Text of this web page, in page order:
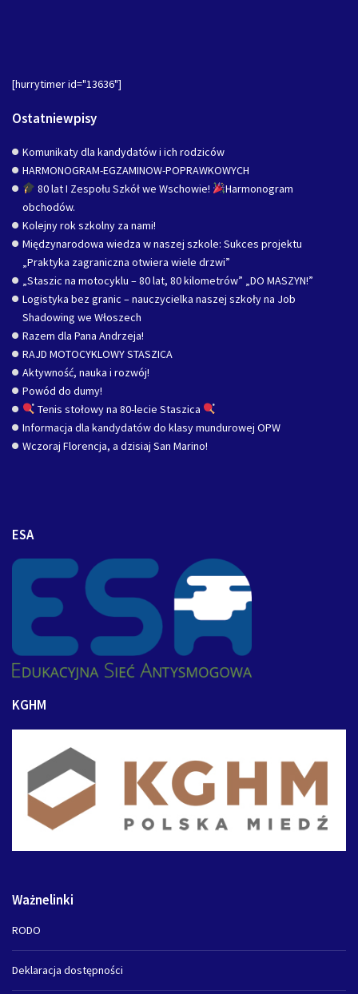
[hurrytimer id="13636"]
Ostatniewpisy
Komunikaty dla kandydatów i ich rodziców
HARMONOGRAM-EGZAMINOW-POPRAWKOWYCH
80 lat I Zespołu Szkół we Wschowie!
Harmonogram
obchodów.
Kolejny rok szkolny za nami!
Międzynarodowa wiedza w naszej szkole: Sukces projektu
„Praktyka zagraniczna otwiera wiele drzwi”
„Staszic na motocyklu – 80 lat, 80 kilometrów” „DO MASZYN!”
Logistyka bez granic – nauczycielka naszej szkoły na Job
Shadowing we Włoszech
Razem dla Pana Andrzeja!
RAJD MOTOCYKLOWY STASZICA
Aktywność, nauka i rozwój!
Powód do dumy!
Tenis stołowy na 80-lecie Staszica
Informacja dla kandydatów do klasy mundurowej OPW
Wczoraj Florencja, a dzisiaj San Marino!
ESA
KGHM
Ważnelinki
RODO
Deklaracja dostępności